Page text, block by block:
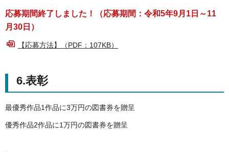
応募期間終了しました！（応募期間：令和5年9月1日～11
月30日）
【応募方法】（PDF：107KB）
6.表彰
最優秀作品1作品に3万円の図書券を贈呈
優秀作品2作品に1万円の図書券を贈呈